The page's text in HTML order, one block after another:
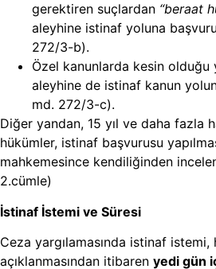
gerektiren suçlardan “beraat
aleyhine istinaf yoluna
272/3-b).
Özel kanunlarda kesin olduğu
aleyhine de istinaf kanun
md. 272/3-c).
Diğer yandan, 15 yıl ve daha fazla
hükümler, istinaf başvurusu
mahkemesince kendiliğinden
2.cümle)
İstinaf İstemi ve Süresi
Ceza yargılamasında istinaf istemi,
açıklanmasından itibaren yedi gün